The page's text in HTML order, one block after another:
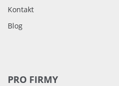
Kontakt
Blog
PRO FIRMY